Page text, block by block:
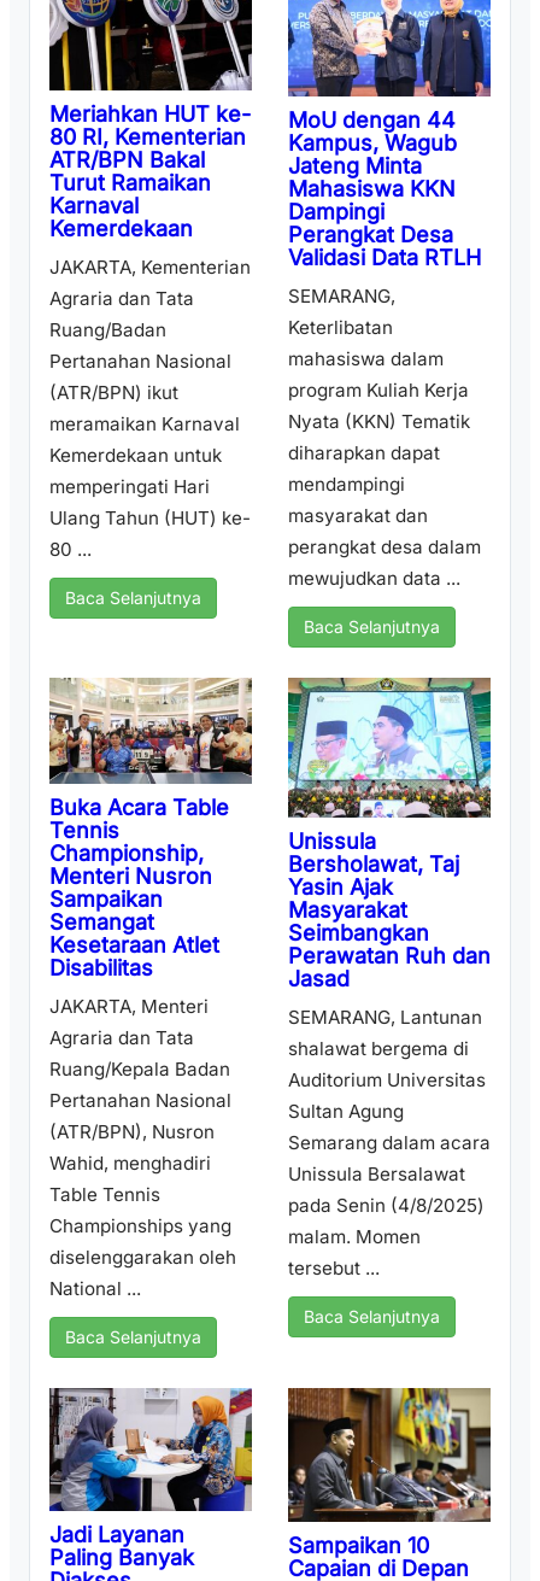
Meriahkan HUT ke-
80 RI, Kementerian
ATR/BPN Bakal
Turut Ramaikan
Karnaval
Kemerdekaan
JAKARTA, Kementerian
Agraria dan Tata
Ruang/Badan
Pertanahan Nasional
(ATR/BPN) ikut
meramaikan Karnaval
Kemerdekaan untuk
memperingati Hari
Ulang Tahun (HUT) ke-
80 ...
Baca Selanjutnya
MoU dengan 44
Kampus, Wagub
Jateng Minta
Mahasiswa KKN
Dampingi
Perangkat Desa
Validasi Data RTLH
SEMARANG,
Keterlibatan
mahasiswa dalam
program Kuliah Kerja
Nyata (KKN) Tematik
diharapkan dapat
mendampingi
masyarakat dan
perangkat desa dalam
mewujudkan data ...
Baca Selanjutnya
Buka Acara Table
Tennis
Championship,
Menteri Nusron
Sampaikan
Semangat
Kesetaraan Atlet
Disabilitas
JAKARTA, Menteri
Agraria dan Tata
Ruang/Kepala Badan
Pertanahan Nasional
(ATR/BPN), Nusron
Wahid, menghadiri
Table Tennis
Championships yang
diselenggarakan oleh
National ...
Baca Selanjutnya
Unissula
Bersholawat, Taj
Yasin Ajak
Masyarakat
Seimbangkan
Perawatan Ruh dan
Jasad
SEMARANG, Lantunan
shalawat bergema di
Auditorium Universitas
Sultan Agung
Semarang dalam acara
Unissula Bersalawat
pada Senin (4/8/2025)
malam. Momen
tersebut ...
Baca Selanjutnya
Jadi Layanan
Paling Banyak
Sampaikan 10
Capaian di Depan